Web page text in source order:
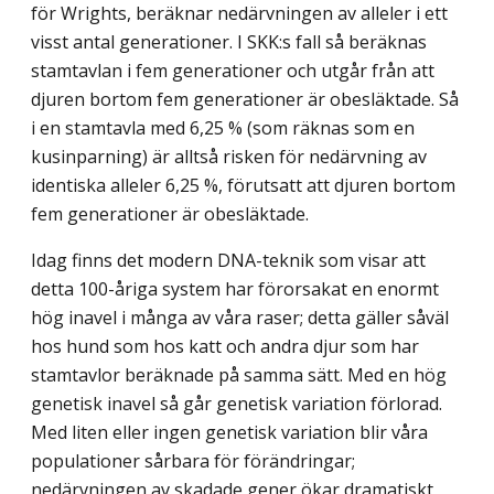
för Wrights, beräknar nedärvningen av alleler i ett
visst antal generationer. I SKK:s fall så beräknas
stamtavlan i fem generationer och utgår från att
djuren bortom fem generationer är obesläktade. Så
i en stamtavla med 6,25 % (som räknas som en
kusinparning) är alltså risken för nedärvning av
identiska alleler 6,25 %, förutsatt att djuren bortom
fem generationer är obesläktade.
Idag finns det modern DNA-teknik som visar att
detta 100-åriga system har förorsakat en enormt
hög inavel i många av våra raser; detta gäller såväl
hos hund som hos katt och andra djur som har
stamtavlor beräknade på samma sätt. Med en hög
genetisk inavel så går genetisk variation förlorad.
Med liten eller ingen genetisk variation blir våra
populationer sårbara för förändringar;